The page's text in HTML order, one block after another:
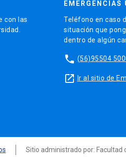
con las
EMERGENCIAS
Teléfono en caso
situación que
dentro de algún
phone (56)95504
launch Ir al sitio de
Sitio administrado por: Facultad